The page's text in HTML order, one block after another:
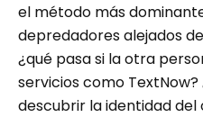
el método más
depredadores alejados
¿qué pasa si la otra
servicios como
descubrir la identidad